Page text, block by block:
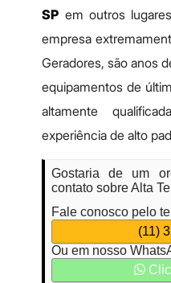
SP em outros
empresa
Geradores, são anos
equipamentos de
altamente
experiência de alto
Gostaria de um
contato sobre Alta
Fale conosco pelo
(11)
Ou em nosso